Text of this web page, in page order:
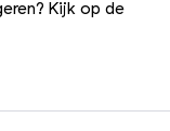
Kijk op de